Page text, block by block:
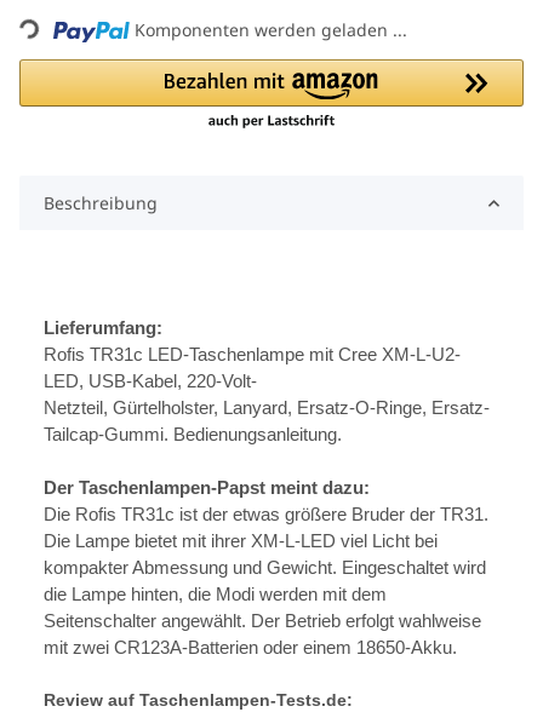
Loading... Komponenten werden geladen ...
Beschreibung
Lieferumfang:
Rofis TR31c LED-Taschenlampe mit Cree XM-L-U2-
LED, USB-Kabel, 220-Volt-
Netzteil, Gürtelholster, Lanyard, Ersatz-O-Ringe, Ersatz-
Tailcap-Gummi. Bedienungsanleitung.
Der Taschenlampen-Papst meint dazu:
Die Rofis TR31c ist der etwas größere Bruder der TR31.
Die Lampe bietet mit ihrer XM-L-LED viel Licht bei
kompakter Abmessung und Gewicht. Eingeschaltet wird
die Lampe hinten, die Modi werden mit dem
Seitenschalter angewählt. Der Betrieb erfolgt wahlweise
mit zwei CR123A-Batterien oder einem 18650-Akku.
Review auf Taschenlampen-Tests.de: